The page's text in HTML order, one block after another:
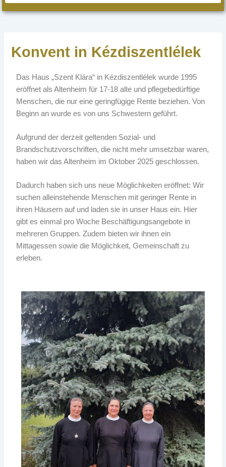
Konvent in Kézdiszentlélek
Das Haus „Szent Klára“ in Kézdiszentlélek wurde 1995
eröffnet als Altenheim für 17-18 alte und pflegebedürftige
Menschen, die nur eine geringfügige Rente beziehen. Von
Beginn an wurde es von uns Schwestern geführt.
Aufgrund der derzeit geltenden Sozial- und
Brandschutzvorschriften, die nicht mehr umsetzbar waren,
haben wir das Altenheim im Oktober 2025 geschlossen.
Dadurch haben sich uns neue Möglichkeiten eröffnet: Wir
suchen alleinstehende Menschen mit geringer Rente in
ihren Häusern auf und laden sie in unser Haus ein. Hier
gibt es einmal pro Woche Beschäftigungsangebote in
mehreren Gruppen. Zudem bieten wir ihnen ein
Mittagessen sowie die Möglichkeit, Gemeinschaft zu
erleben.